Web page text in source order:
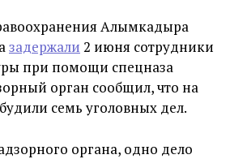
Алымкадыра
задержали 2 июня сотрудники
при помощи спецназа
орган сообщил, что на
семь уголовных дел.
органа, одно дело